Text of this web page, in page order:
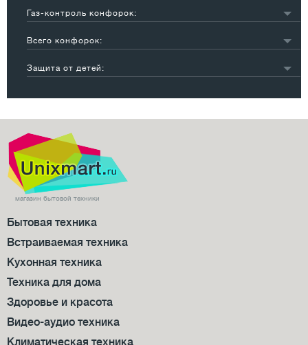
эмаль
18
серебристый
4
бежевый
6
коричневый
1
Газ-контроль конфорок:
Всего конфорок:
2
7
Защита от детей:
магазин бытовой техники
Бытовая техника
Встраиваемая техника
Кухонная техника
Техника для дома
Здоровье и красота
Видео-аудио техника
Климатическая техника